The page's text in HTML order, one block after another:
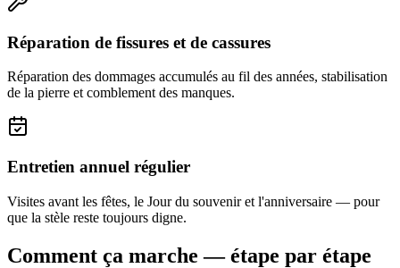
Réparation de fissures et de cassures
Réparation des dommages accumulés au fil des années, stabilisation
de la pierre et comblement des manques.
Entretien annuel régulier
Visites avant les fêtes, le Jour du souvenir et l'anniversaire — pour
que la stèle reste toujours digne.
Comment ça marche — étape par étape